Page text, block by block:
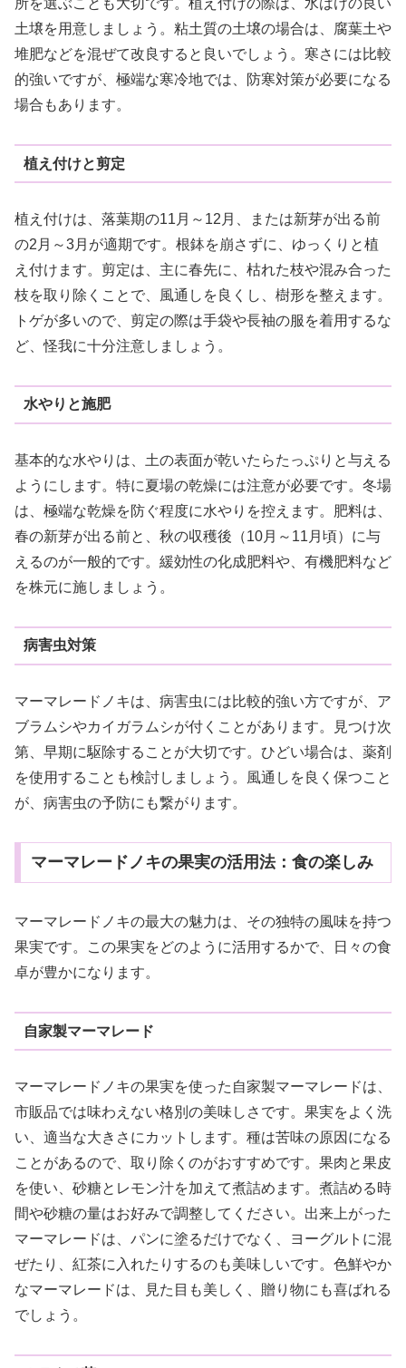
所を選ぶことも大切です。植え付けの際は、水はけの良い
土壌を用意しましょう。粘土質の土壌の場合は、腐葉土や
堆肥などを混ぜて改良すると良いでしょう。寒さには比較
的強いですが、極端な寒冷地では、防寒対策が必要になる
場合もあります。
植え付けと剪定
植え付けは、落葉期の11月～12月、または新芽が出る前
の2月～3月が適期です。根鉢を崩さずに、ゆっくりと植
え付けます。剪定は、主に春先に、枯れた枝や混み合った
枝を取り除くことで、風通しを良くし、樹形を整えます。
トゲが多いので、剪定の際は手袋や長袖の服を着用するな
ど、怪我に十分注意しましょう。
水やりと施肥
基本的な水やりは、土の表面が乾いたらたっぷりと与える
ようにします。特に夏場の乾燥には注意が必要です。冬場
は、極端な乾燥を防ぐ程度に水やりを控えます。肥料は、
春の新芽が出る前と、秋の収穫後（10月～11月頃）に与
えるのが一般的です。緩効性の化成肥料や、有機肥料など
を株元に施しましょう。
病害虫対策
マーマレードノキは、病害虫には比較的強い方ですが、ア
ブラムシやカイガラムシが付くことがあります。見つけ次
第、早期に駆除することが大切です。ひどい場合は、薬剤
を使用することも検討しましょう。風通しを良く保つこと
が、病害虫の予防にも繋がります。
マーマレードノキの果実の活用法：食の楽しみ
マーマレードノキの最大の魅力は、その独特の風味を持つ
果実です。この果実をどのように活用するかで、日々の食
卓が豊かになります。
自家製マーマレード
マーマレードノキの果実を使った自家製マーマレードは、
市販品では味わえない格別の美味しさです。果実をよく洗
い、適当な大きさにカットします。種は苦味の原因になる
ことがあるので、取り除くのがおすすめです。果肉と果皮
を使い、砂糖とレモン汁を加えて煮詰めます。煮詰める時
間や砂糖の量はお好みで調整してください。出来上がった
マーマレードは、パンに塗るだけでなく、ヨーグルトに混
ぜたり、紅茶に入れたりするのも美味しいです。色鮮やか
なマーマレードは、見た目も美しく、贈り物にも喜ばれる
でしょう。